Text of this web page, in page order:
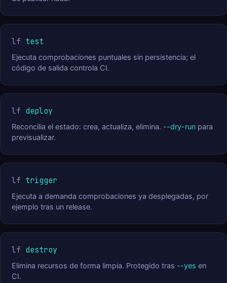
lf test
Ejecuta comprobaciones puntuales sin persistencia; el
código de salida controla CI.
lf deploy
Reconcilia el estado: crea, actualiza, elimina. --dry-run para
previsualizar.
lf trigger
Ejecuta a demanda comprobaciones ya desplegadas, por
ejemplo tras un release.
lf destroy
Elimina recursos de forma limpia. Protegido tras --yes en
CI.